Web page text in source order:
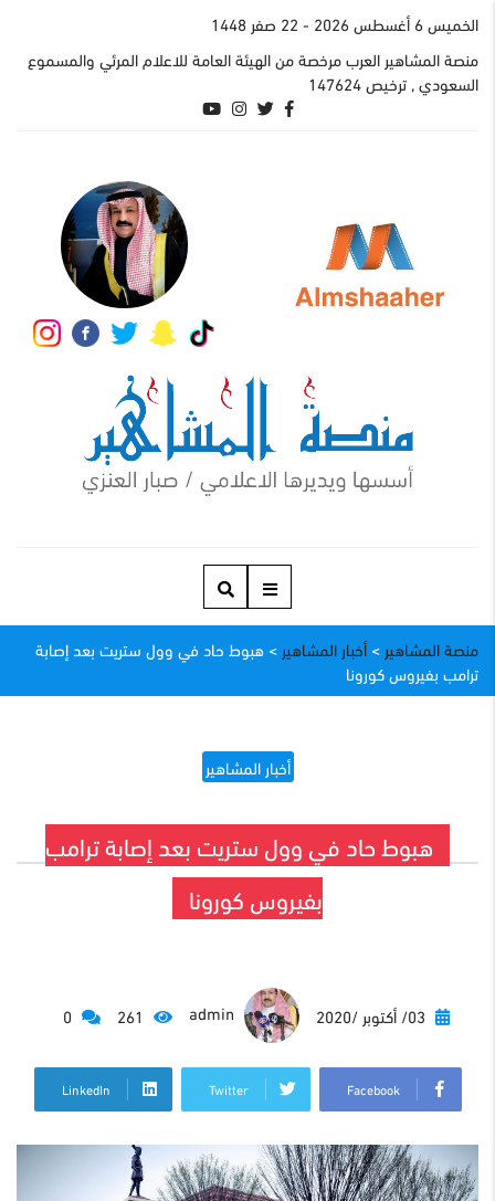
الخميس 6 أغسطس 2026
- 22 صفر 1448
منصة المشاهير العرب مرخصة من الهيئة العامة للاعلام المرئي والمسموع
السعودي , ترخيص 147624
منصة المشاهير >أخبار المشاهير > هبوط حاد في وول ستريت بعد إصابة
ترامب بفيروس كورونا
أخبار المشاهير
هبوط حاد في وول ستريت بعد إصابة ترامب
بفيروس كورونا
Facebook
Twitter
LinkedIn